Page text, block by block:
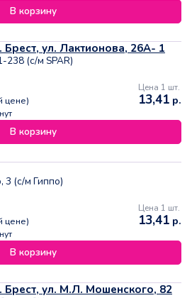
В корзину
ул. Лактионова, 26А- 1
238 (с/м SPAR)
цене)
Цена 1 шт.
13,41 р.
В корзину
3 (с/м Гиппо)
цене)
Цена 1 шт.
13,41 р.
В корзину
ул. М.Л. Мошенского, 82